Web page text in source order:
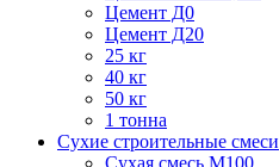
Цемент Д0
Цемент Д20
25 кг
40 кг
50 кг
1 тонна
Сухие строительные смеси
Сухая смесь М100